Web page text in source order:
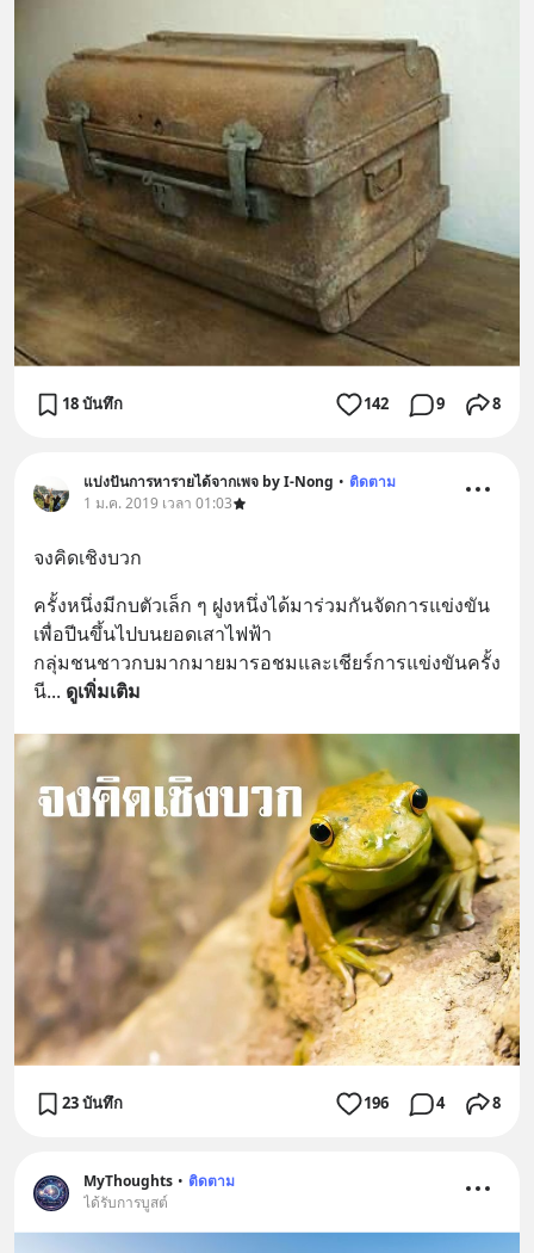
18 บันทึก 142 9 8
แบ่งปันการหารายได้จากเพจ by I-Nong • ติดตาม
1 ม.ค. 2019 เวลา 01:03
จงคิดเชิงบวก
ครั้งหนึ่งมีกบตัวเล็ก ๆ ฝูงหนึ่งได้มาร่วมกันจัดการแข่งขัน
เพื่อปีนขึ้นไปบนยอดเสาไฟฟ้า
กลุ่มชนชาวกบมากมายมารอชมและเชียร์การแข่งขันครั้ง
นี... ดูเพิ่มเติม
23 บันทึก 196 4 8
MyThoughts • ติดตาม
ได้รับการบูสต์